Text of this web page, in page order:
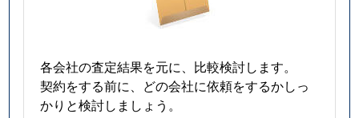
各会社の査定結果を元に、比較検討します。
契約をする前に、どの会社に依頼をするかしっ
かりと検討しましょう。